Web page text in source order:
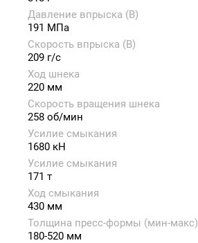
Давление впрыска (B)
191 МПа
Скорость впрыска (B)
209 г/с
Ход шнека
220 мм
Скорость вращения шнека
258 об/мин
Усилие смыкания
1680 кН
Усилие смыкания
171 т
Ход смыкания
430 мм
Толщина пресс-формы (мин-макс)
180-520 мм